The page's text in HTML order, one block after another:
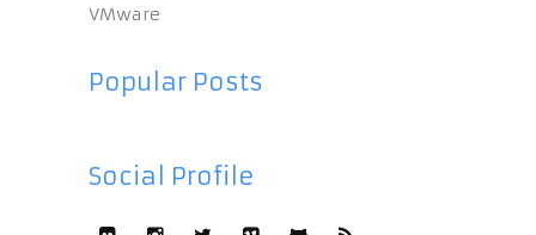
VMware
Popular Posts
Social Profile